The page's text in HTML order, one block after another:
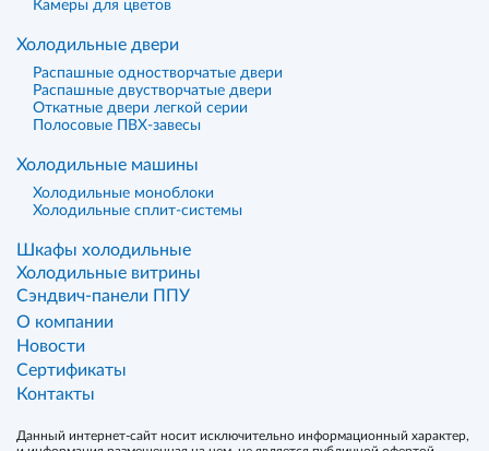
Камеры для цветов
Холодильные двери
Распашные одностворчатые двери
Распашные двустворчатые двери
Откатные двери легкой серии
Полосовые ПВХ-завесы
Холодильные машины
Холодильные моноблоки
Холодильные сплит-системы
Шкафы холодильные
Холодильные витрины
Сэндвич-панели ППУ
О компании
Новости
Сертификаты
Контакты
Данный интернет-сайт носит исключительно информационный характер,